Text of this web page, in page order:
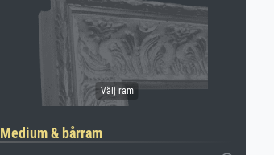
Medium & bårram